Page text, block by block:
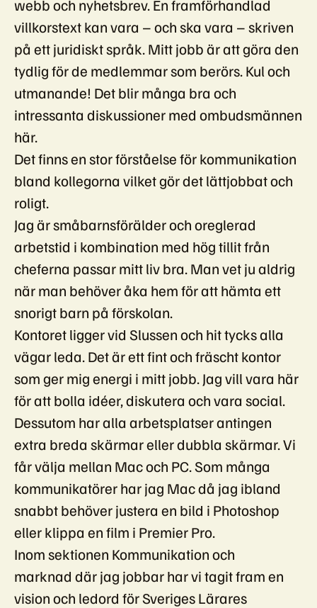
webb och nyhetsbrev. En framförhandlad
villkorstext kan vara – och ska vara – skriven
på ett juridiskt språk. Mitt jobb är att göra den
tydlig för de medlemmar som berörs. Kul och
utmanande! Det blir många bra och
intressanta diskussioner med ombudsmännen
här.
Det finns en stor förståelse för kommunikation
bland kollegorna vilket gör det lättjobbat och
roligt.
Jag är småbarnsförälder och oreglerad
arbetstid i kombination med hög tillit från
cheferna passar mitt liv bra. Man vet ju aldrig
när man behöver åka hem för att hämta ett
snorigt barn på förskolan.
Kontoret ligger vid Slussen och hit tycks alla
vägar leda. Det är ett fint och fräscht kontor
som ger mig energi i mitt jobb. Jag vill vara här
för att bolla idéer, diskutera och vara social.
Dessutom har alla arbetsplatser antingen
extra breda skärmar eller dubbla skärmar. Vi
får välja mellan Mac och PC. Som många
kommunikatörer har jag Mac då jag ibland
snabbt behöver justera en bild i Photoshop
eller klippa en film i Premier Pro.
Inom sektionen Kommunikation och
marknad där jag jobbar har vi tagit fram en
vision och ledord för Sveriges Lärares